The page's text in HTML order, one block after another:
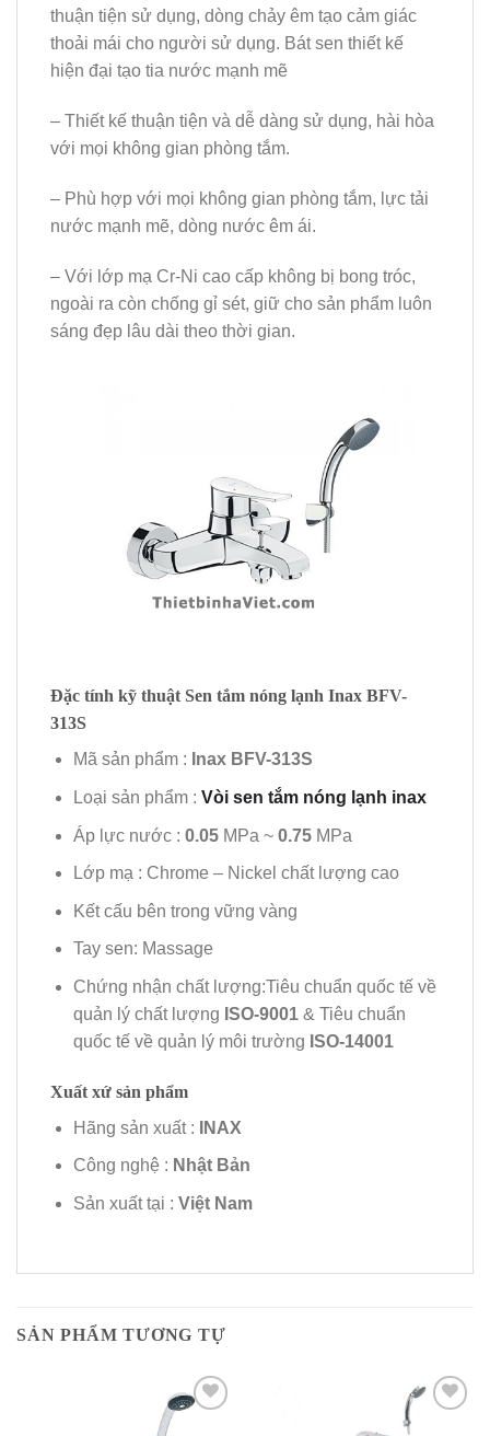
thuận tiện sử dụng, dòng chảy êm tạo cảm giác
thoải mái cho người sử dụng. Bát sen thiết kế
hiện đại tạo tia nước mạnh mẽ
– Thiết kế thuận tiện và dễ dàng sử dụng, hài hòa
với mọi không gian phòng tắm.
– Phù hợp với mọi không gian phòng tắm, lực tải
nước mạnh mẽ, dòng nước êm ái.
– Với lớp mạ Cr-Ni cao cấp không bị bong tróc,
ngoài ra còn chống gỉ sét, giữ cho sản phẩm luôn
sáng đẹp lâu dài theo thời gian.
Đặc tính kỹ thuật Sen tắm nóng lạnh Inax BFV-
313S
Mã sản phẩm : Inax BFV-313S
Loại sản phẩm : Vòi sen tắm nóng lạnh inax
Áp lực nước : 0.05MPa ~ 0.75MPa
Lớp mạ : Chrome – Nickel chất lượng cao
Kết cấu bên trong vững vàng
Tay sen: Massage
Chứng nhận chất lượng:Tiêu chuẩn quốc tế về
quản lý chất lượng ISO-9001& Tiêu chuẩn
quốc tế về quản lý môi trường ISO-14001
Xuất xứ sản phẩm
Hãng sản xuất :
INAX
Công nghệ : Nhật Bản
Sản xuất tại : Việt Nam
SẢN PHẨM TƯƠNG TỰ